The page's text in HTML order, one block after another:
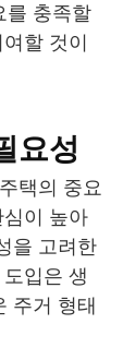
를 충족할
할 것이
요성
택의 중요
이 높아
을 고려한
입은 생
주거 형태